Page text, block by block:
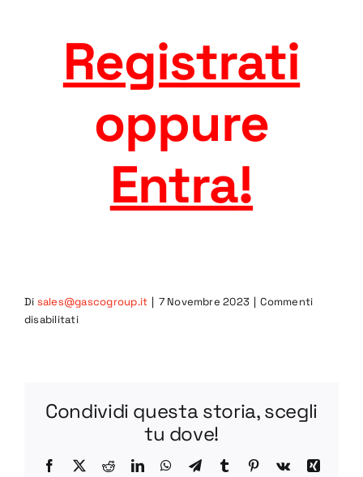
Registrati
oppure
Entra!
Di sales@gascogroup.it | 7 Novembre 2023 | Commenti
disabilitatisu
Condividi questa storia, scegli
tu dove!
Facebook
X RedditLinkedInWhatsApp
TelegramTumblr Pinterest
Vk
Xing